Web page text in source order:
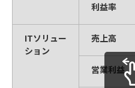
利益率
ITソリュー
ション
売上高
営業利益